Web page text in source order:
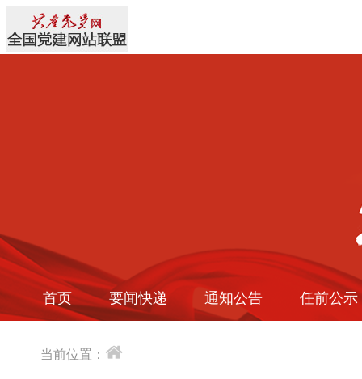
首页 要闻快递 通知公告 任前公示
当前位置：